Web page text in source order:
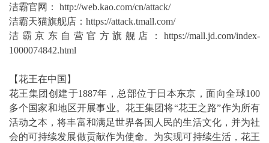
洁霸官网： http://web.kao.com/cn/attack/
洁霸天猫旗舰店：https://attack.tmall.com/
洁霸京东自营官方旗舰店：https://mall.jd.com/index-
1000074842.html
【花王在中国】
花王集团创建于1887年，总部位于日本东京，面向全球100
多个国家和地区开展事业。花王集团将“花王之路”作为所有
活动之本，将丰富和满足世界各国人民的生活文化，并为社
会的可持续发展做贡献作为使命。为实现可持续生活，花王